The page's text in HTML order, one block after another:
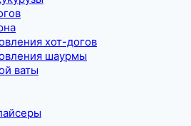
хот-догов
шаурмы
ваты